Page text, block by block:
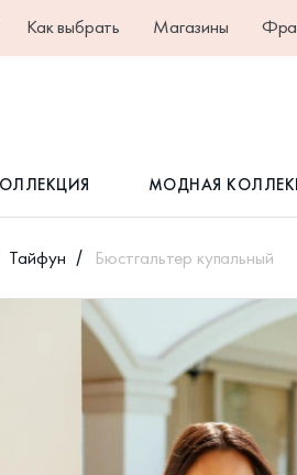
Как выбрать Магазины
МОДНАЯ
Тайфун Бюстгальтер купальный